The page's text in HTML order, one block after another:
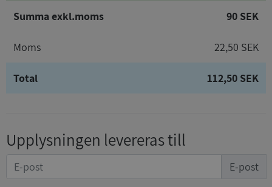
Summa exkl.moms 90 SEK
Moms 22,50 SEK
Total 112,50 SEK
Upplysningen levereras till
E-post